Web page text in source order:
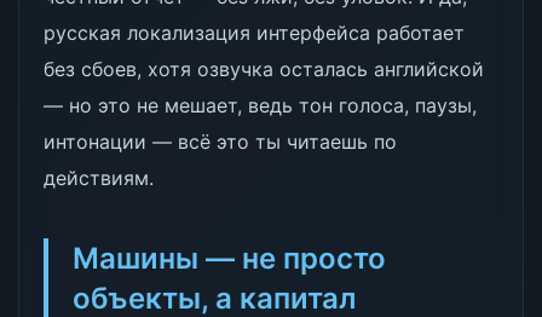
русская локализация интерфейса работает
без сбоев, хотя озвучка осталась английской
— но это не мешает, ведь тон голоса, паузы,
интонации — всё это ты читаешь по
действиям.
Машины — не просто
объекты, а капитал